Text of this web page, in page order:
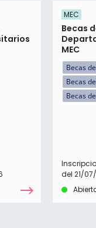
MEC
Becas
MEC
Becas
Becas
Becas
del 21/